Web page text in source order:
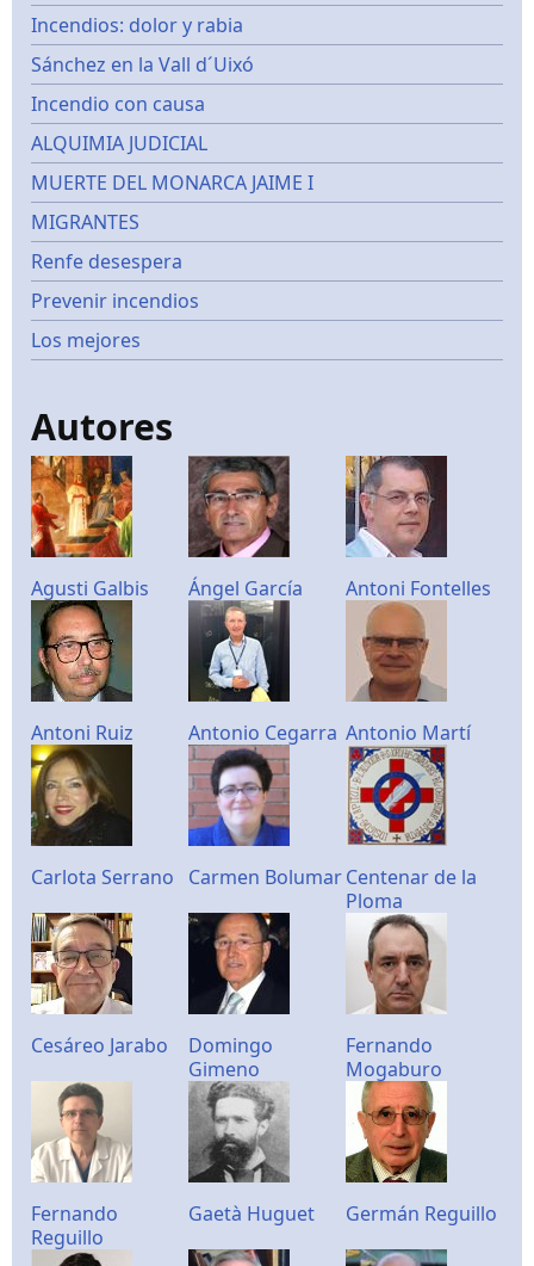
Incendios: dolor y rabia
Sánchez en la Vall d´Uixó
Incendio con causa
ALQUIMIA JUDICIAL
MUERTE DEL MONARCA JAIME I
MIGRANTES
Renfe desespera
Prevenir incendios
Los mejores
Autores
Agusti Galbis Ángel García Antoni Fontelles
Antoni Ruiz Antonio Cegarra Antonio Martí
Carlota Serrano Carmen BolumarCentenar de la
Ploma
Cesáreo Jarabo
Domingo
Gimeno
Fernando
Mogaburo
Fernando
Reguillo
Gaetà Huguet Germán Reguillo